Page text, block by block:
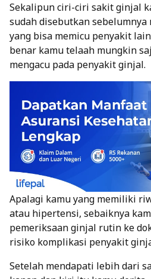
Sekalipun ciri-ciri sakit ginjal
sudah disebutkan
yang bisa memicu penyakit
benar kamu telaah mungkin
mengacu pada penyakit ginjal.
Apalagi kamu yang memiliki
atau hipertensi, sebaiknya
pemeriksaan ginjal rutin ke
risiko komplikasi penyakit
Setelah mendapati lebih dari